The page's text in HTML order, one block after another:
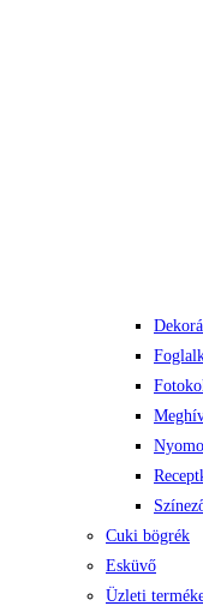
Cuki bögrék
Esküvő
Üzleti